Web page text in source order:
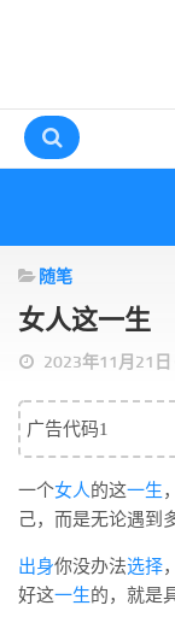
互动
评论
打赏
读者
存档
论坛
随笔
女人这一生
2023年11月21日
广告代码1
一个女人的这一生
己，而是无论遇到
出身你没办法选择，
好这一生的，就是